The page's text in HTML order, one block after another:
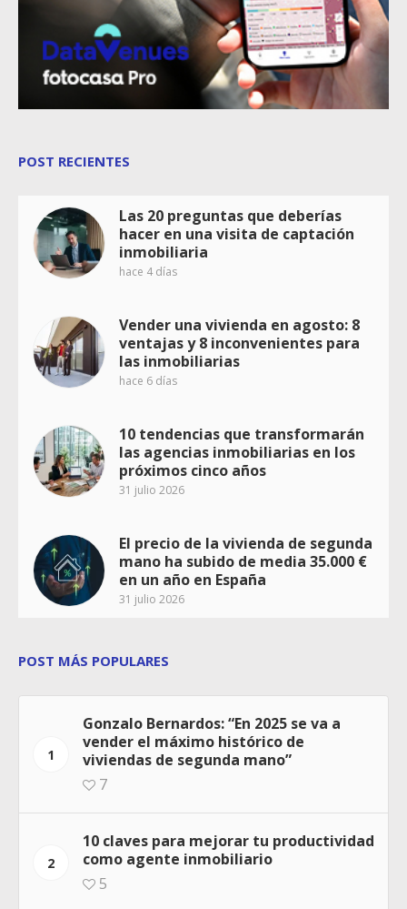
POST RECIENTES
Las 20 preguntas que deberías
hacer en una visita de captación
inmobiliaria
hace 4 días
Vender una vivienda en agosto: 8
ventajas y 8 inconvenientes para
las inmobiliarias
hace 6 días
10 tendencias que transformarán
las agencias inmobiliarias en los
próximos cinco años
31 julio 2026
El precio de la vivienda de segunda
mano ha subido de media 35.000 €
en un año en España
31 julio 2026
POST MÁS POPULARES
1
Gonzalo Bernardos: “En 2025 se va a
vender el máximo histórico de
viviendas de segunda mano”
7
2
10 claves para mejorar tu productividad
como agente inmobiliario
5